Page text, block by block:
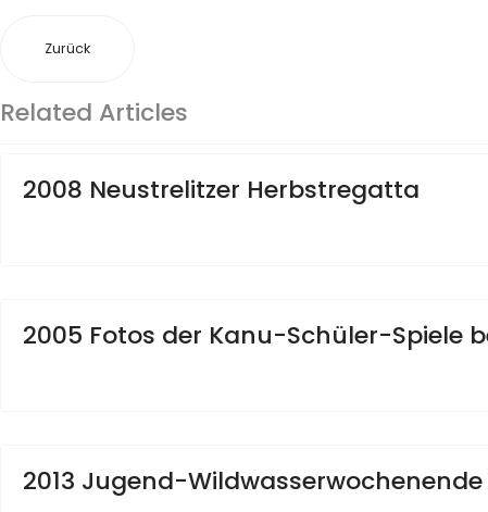
Zurück
Related Articles
2008 Neustrelitzer Herbstregatta
2005 Fotos der Kanu-Schüler-Spiele
2013 Jugend-